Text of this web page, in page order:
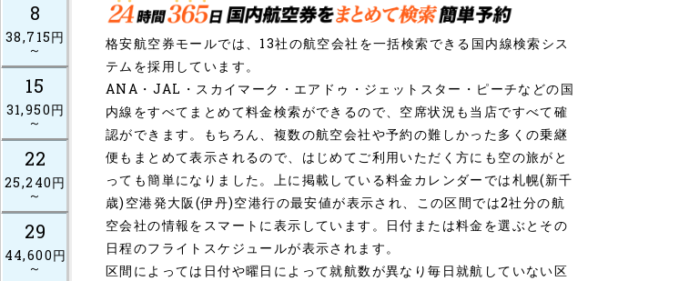
8
38,715円
～
15
31,950円
～
22
25,240円
～
29
44,600円
～
格安航空券モールでは、13社の航空会社を一括検索できる国内線検索シス
テムを採用しています。
ANA・JAL・スカイマーク・エアドゥ・ジェットスター・ピーチなどの国
内線をすべてまとめて料金検索ができるので、空席状況も当店ですべて確
認ができます。もちろん、複数の航空会社や予約の難しかった多くの乗継
便もまとめて表示されるので、はじめてご利用いただく方にも空の旅がと
っても簡単になりました。上に掲載している料金カレンダーでは札幌(新千
歳)空港発大阪(伊丹)空港行の最安値が表示され、この区間では2社分の航
空会社の情報をスマートに表示しています。日付または料金を選ぶとその
日程のフライトスケジュールが表示されます。
区間によっては日付や曜日によって就航数が異なり毎日就航していない区